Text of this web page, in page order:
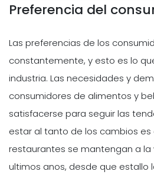
Preferencia del
Las preferencias de los
constantemente, y esto es lo
industria. Las necesidades y
consumidores de alimentos y
satisfacerse para seguir las
estar al tanto de los cambios es
restaurantes se mantengan a la
ultimos anos, desde que estallo